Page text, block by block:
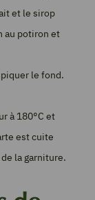
et le sirop
au potiron et
le fond.
à 180°C et
est cuite
la garniture.